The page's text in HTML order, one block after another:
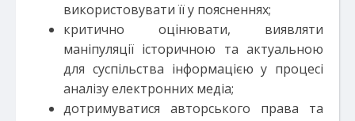
використовувати її у поясненнях;
критично оцінювати, виявляти
маніпуляції історичною та актуальною
для суспільства інформацією у процесі
аналізу електронних медіа;
дотримуватися авторського права та